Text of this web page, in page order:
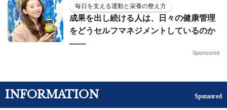
毎日を支える運動と栄養の整え方
成果を出し続ける人は、日々の健康管理
をどうセルフマネジメントしているのか
——
Sponsored
INFORMATION Sponsored